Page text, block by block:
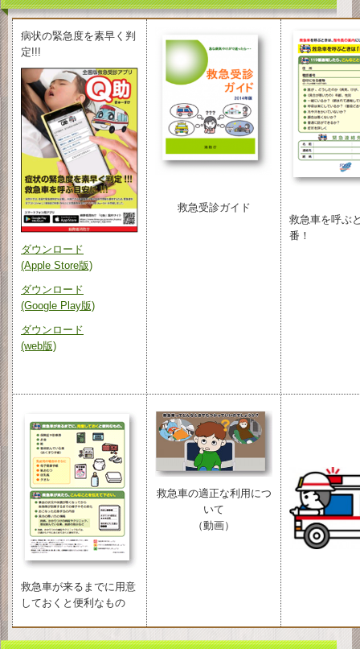
病状の緊急度を素早く判
定!!!
ダウンロード
(Apple Store版)
ダウンロード
(Google Play版)
ダウンロード
(web版)
救急受診ガイド
救急車を呼ぶ
番！
救急車が来るまでに用意
しておくと便利なもの
救急車の適正な利用につ
いて
（動画）